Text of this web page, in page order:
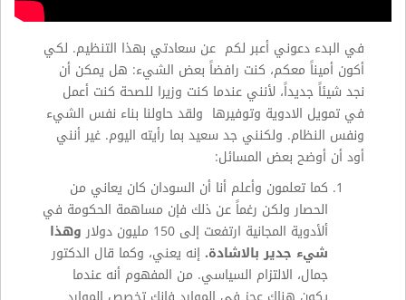
في البدء دعوني أعبر لكم عن سعادتي بهذا التنظيم. لكي
أكون أميناً معكم، كنت رافضاً بعض الشيء: هل يمكن أن
نجد شيئاً جديداً، لأنني عندما كنت وزيرا للصحة كنت أعمل
في تمويل الادوية وتوفيرها ولقد حاولنا بناء نفس الشيء
ونفس النظام. ولكنني جد سعيد بما رأيته اليوم. غير أنني
أود أن أوضح بعض المسائل:
كما تعلمون وأعلم أنا أن السودان كان يعاني من
الحصار ولكن رغماً عن ذلك فإن مساهمة الحكومة في
ألأدوية المجانية ارتفعت إلى 150 مليون دولار
وهذا
شيء جدير بالاشادة. إنه يعني، وكما قال الدكتور
جمال، الالتزام السياسي. من المفهوم أنه عندما